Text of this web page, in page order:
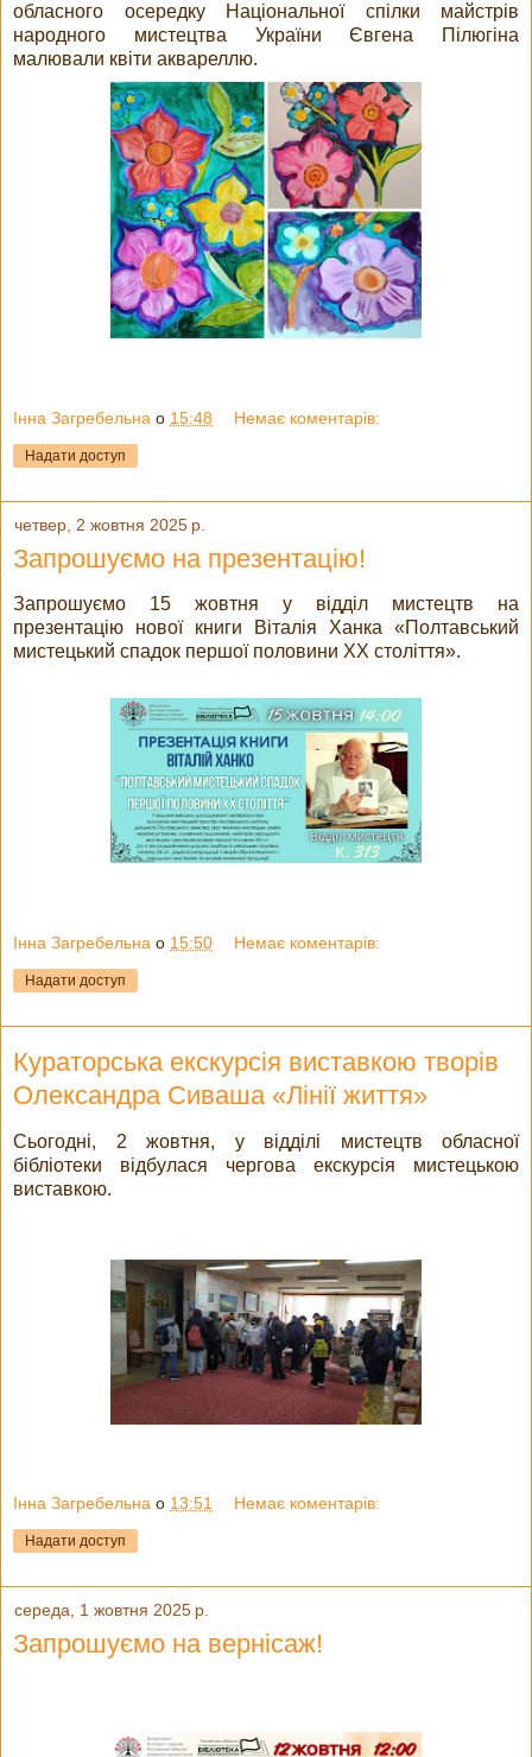
обласного осередку Національної спілки майстрів
народного мистецтва України Євгена Пілюгіна
малювали квіти аквареллю.
Інна Загребельна о 15:48 Немає коментарів:
Надати доступ
четвер, 2 жовтня 2025 р.
Запрошуємо на презентацію!
Запрошуємо 15 жовтня у відділ мистецтв на
презентацію нової книги Віталія Ханка «Полтавський
мистецький спадок першої половини ХХ століття».
Інна Загребельна о 15:50 Немає коментарів:
Надати доступ
Кураторська екскурсія виставкою творів
Олександра Сиваша «Лінії життя»
Сьогодні, 2 жовтня, у відділі мистецтв обласної
бібліотеки відбулася чергова екскурсія мистецькою
виставкою.
Інна Загребельна о 13:51 Немає коментарів:
Надати доступ
середа, 1 жовтня 2025 р.
Запрошуємо на вернісаж!